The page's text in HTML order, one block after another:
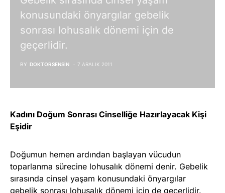
konusundaki önyargılar gebelik
sonrası lohusalık dönemi için de
geçerlidir.
BY DOKTORSENSIN 7 ARALIK 2011
Kadını Doğum Sonrası Cinselliğe Hazırlayacak Kişi
Eşidir
Doğumun hemen ardından başlayan vücudun
toparlanma sürecine lohusalık dönemi denir. Gebelik
sırasında cinsel yaşam konusundaki önyargılar
gebelik sonrası lohusalık dönemi için de geçerlidir.